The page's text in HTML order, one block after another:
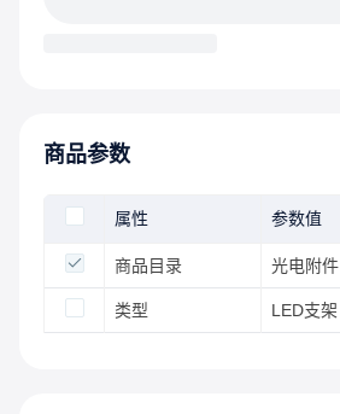
商品参数
属性 参数值
商品目录 光电附件
类型 LED支架